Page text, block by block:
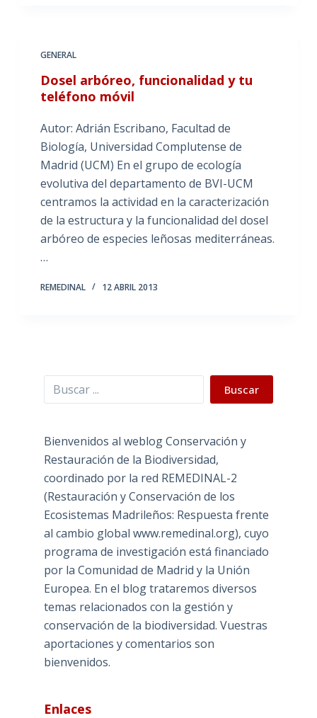
GENERAL
Dosel arbóreo, funcionalidad y tu
teléfono móvil
Autor: Adrián Escribano, Facultad de
Biología, Universidad Complutense de
Madrid (UCM) En el grupo de ecología
evolutiva del departamento de BVI-UCM
centramos la actividad en la caracterización
de la estructura y la funcionalidad del dosel
arbóreo de especies leñosas mediterráneas.
…
REMEDINAL 12 ABRIL 2013
Buscar Buscar
Bienvenidos al weblog Conservación y
Restauración de la Biodiversidad,
coordinado por la red REMEDINAL-2
(Restauración y Conservación de los
Ecosistemas Madrileños: Respuesta frente
al cambio global www.remedinal.org), cuyo
programa de investigación está financiado
por la Comunidad de Madrid y la Unión
Europea. En el blog trataremos diversos
temas relacionados con la gestión y
conservación de la biodiversidad. Vuestras
aportaciones y comentarios son
bienvenidos.
Enlaces